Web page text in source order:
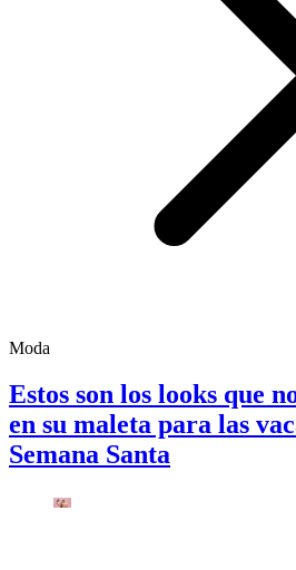
Moda
Estos son los looks que
en su maleta para las
Semana Santa